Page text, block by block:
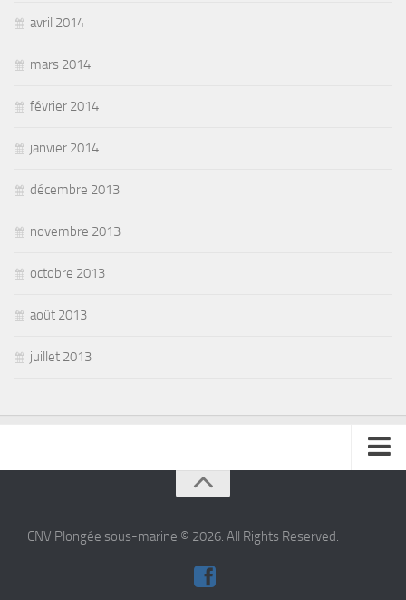
avril 2014
mars 2014
février 2014
janvier 2014
décembre 2013
novembre 2013
octobre 2013
août 2013
juillet 2013
CNV Plongée sous-marine © 2026. All Rights Reserved.